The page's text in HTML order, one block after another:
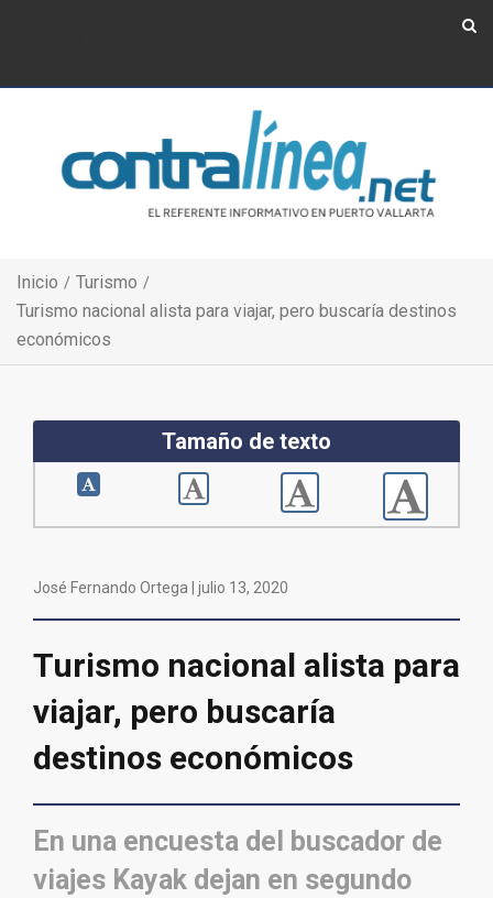
Inicio
Turismo
Turismo nacional alista para viajar, pero buscaría destinos
económicos
Tamaño de texto
José Fernando Ortega | julio 13, 2020
Turismo nacional alista para
viajar, pero buscaría
destinos económicos
En una encuesta del buscador de
viajes Kayak dejan en segundo